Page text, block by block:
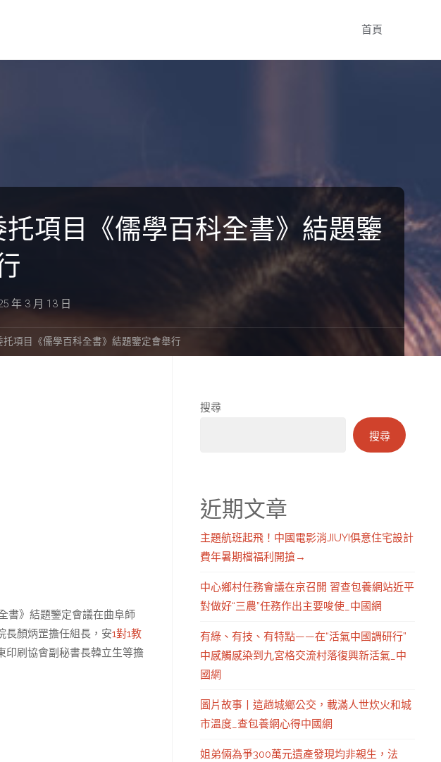
首頁
項目《儒學百科全書》結題鑒
年 3 月 13 日
項目《儒學百科全書》結題鑒定會舉行
書》結題鑒定會議在曲阜師
長顏炳罡擔任組長，安1對1教
印刷協會副秘書長韓立生等擔
搜尋
搜尋
近期文章
主題航班起飛！中國電影消JIUYI俱意住宅設計
費年暑期檔福利開搶→
中心鄉村任務會議在京召開 習查包養網站近平
對做好“三農”任務作出主要唆使_中國網
有綠、有技、有特點——在“活氣中國調研行”
中感觸感染到九宮格交流村落復興新活氣_中
國網
圖片故事丨這趟城鄉公交，載滿人世炊火和城
市溫度_查包養網心得中國網
姐弟倆為爭300萬元遺產發現均非親生，法